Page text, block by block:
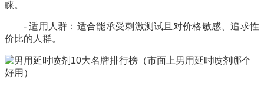
睐。
- 适用人群：适合能承受刺激测试且对价格敏感、追求性
价比的人群。